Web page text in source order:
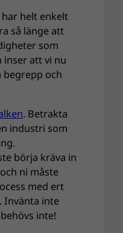
helt enkelt
så länge att
som
inser att vi nu
begrepp och
. Betrakta
industri som
börja kräva in
ni måste
med ert
Invänta inte
inte!